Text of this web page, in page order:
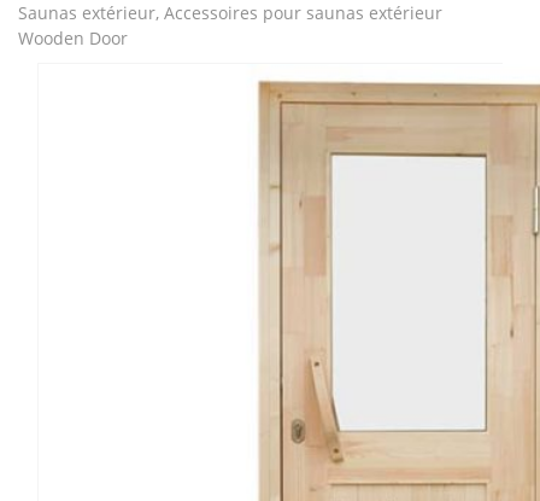
Saunas extérieur, Accessoires pour saunas extérieur
Wooden Door